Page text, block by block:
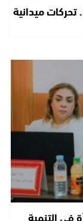
تحركات ميدانية
في التنمية